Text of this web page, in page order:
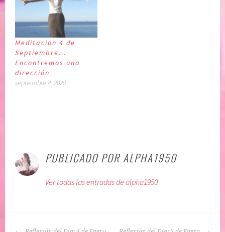
Meditacion 4 de
Septiembre…
Encontremos una
dirección
septiembre 4, 2020
l
o
q
d
PUBLICADO PORALPHA1950
Ver todas las entradas de alpha1950